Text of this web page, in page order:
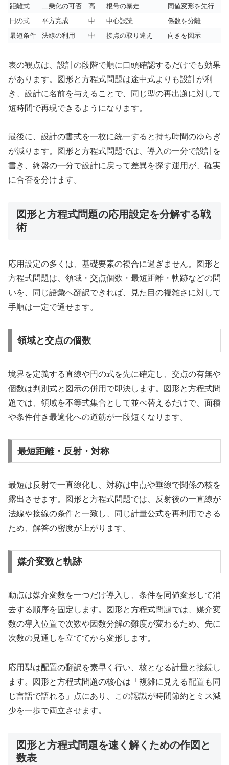
距離式 二乗化の可否 高 根号の暴走
同値変形を先行
円の式
平方完成 中 中心誤読
係数を分離
最短条件
法線の利用 中 接点の取り違え 向きを図示
表の観点は、設計の段階で順に口頭確認するだけでも効果
があります。図形と方程式問題は途中式よりも設計が利
き、設計に名前を与えることで、同じ型の再出題に対して
短時間で再現できるようになります。
最後に、設計の書式を一枚に統一すると持ち時間のゆらぎ
が減ります。図形と方程式問題では、導入の一分で設計を
書き、終盤の一分で設計に戻って差異を探す運用が、確実
に合否を分けます。
図形と方程式問題の応用設定を分解する戦
術
応用設定の多くは、基礎要素の複合に過ぎません。図形と
方程式問題は、領域・交点個数・最短距離・軌跡などの問
いを、同じ語彙へ翻訳できれば、見た目の複雑さに対して
手順は一定で通せます。
領域と交点の個数
境界を定義する直線や円の式を先に確定し、交点の有無や
個数は判別式と図示の併用で即決します。図形と方程式問
題では、領域を不等式集合として並べ替えるだけで、面積
や条件付き最適化への道筋が一段短くなります。
最短距離・反射・対称
最短は反射で一直線化し、対称は中点や垂線で関係の核を
露出させます。図形と方程式問題では、反射後の一直線が
法線や接線の条件と一致し、同じ計量公式を再利用できる
ため、解答の密度が上がります。
媒介変数と軌跡
動点は媒介変数を一つだけ導入し、条件を同値変形して消
去する順序を固定します。図形と方程式問題では、媒介変
数の導入位置で次数や因数分解の難度が変わるため、先に
次数の見通しを立ててから変形します。
応用型は配置の翻訳を素早く行い、核となる計量と接続し
ます。図形と方程式問題の核心は「複雑に見える配置も同
じ言語で語れる」点にあり、この認識が時間節約とミス減
少を一歩で両立させます。
図形と方程式問題を速く解くための作図と
数表